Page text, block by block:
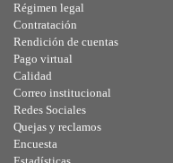
Régimen legal
Contratación
Rendición de cuentas
Pago virtual
Calidad
Correo institucional
Redes Sociales
Quejas y reclamos
Encuesta